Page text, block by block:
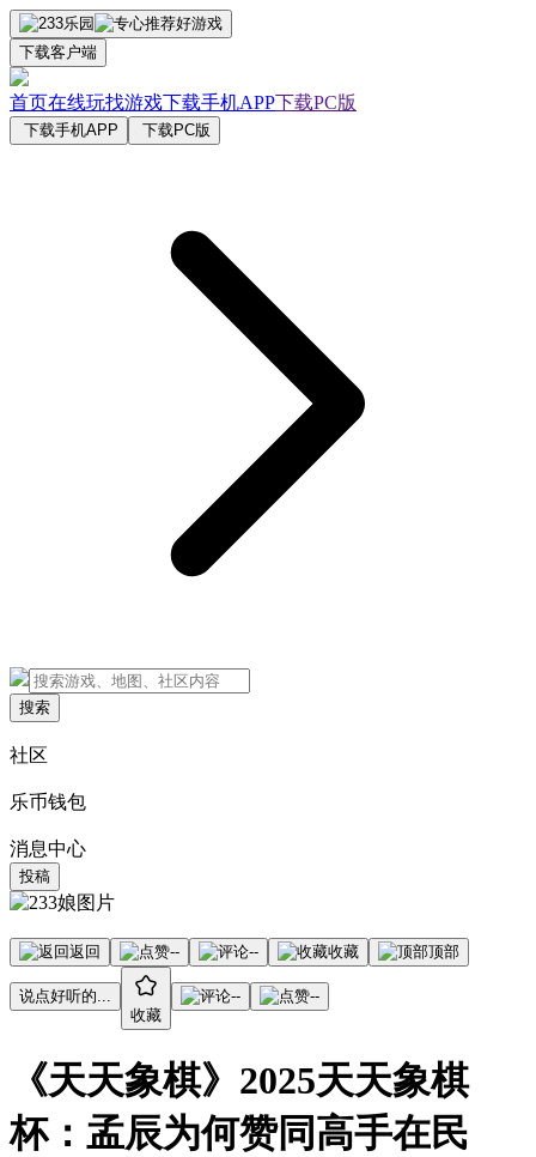
下载客户端
首页在线玩找游戏下载手机APP下载PC版
下载手机APP 下载PC版
搜索
社区
乐币钱包
消息中心
投稿
返回 -- -- 收藏 顶部
说点好听的...
收藏
-- --
《天天象棋》2025天天象棋
杯：孟辰为何赞同高手在民